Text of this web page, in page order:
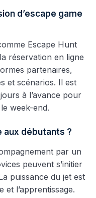
d’escape game
Escape Hunt
réservation en ligne
partenaires,
et scénarios. Il est
à l’avance pour
week-end.
aux débutants ?
par un
peuvent s’initier
puissance du jet est
et l’apprentissage.